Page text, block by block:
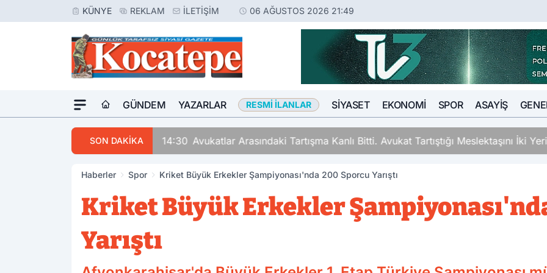
KÜNYE REKLAM İLETIŞIM 06 AĞUSTOS 2026 21:49
GÜNDEM YAZARLAR RESMI İLANLAR SIYASET EKONOMI SPOR ASAYIŞ
SON DAKİKA 14:30 Avukatlar Arasındaki Tartışma Kanlı Bitti. Avukat Tartıştığı Meslektaşını İki
Haberler Spor Kriket Büyük Erkekler Şampiyonası'nda 200 Sporcu Yarıştı
Kriket Büyük Erkekler
Yarıştı